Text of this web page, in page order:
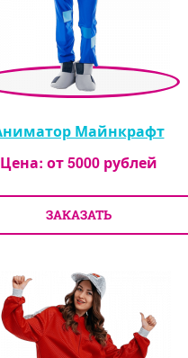
Майнкрафт
Цена: от5000рублей
ЗАКАЗАТЬ